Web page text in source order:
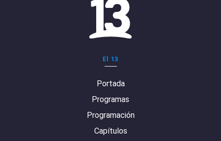
El 13
Portada
Programas
Programación
Capítulos